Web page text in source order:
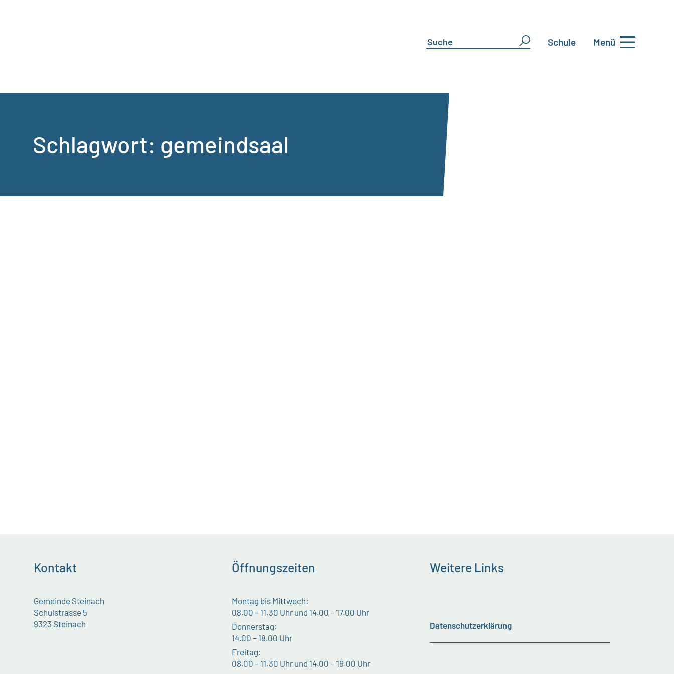
Schule Menü
Schlagwort: gemeindsaal
Kontakt
Gemeinde Steinach
Schulstrasse 5
9323 Steinach
Öffnungszeiten
Montag bis Mittwoch:
08.00 – 11.30 Uhr und 14.00 – 17.00 Uhr
Donnerstag:
14.00 – 18.00 Uhr
Freitag:
08.00 – 11.30 Uhr und 14.00 – 16.00 Uhr
Weitere Links
Datenschutzerklärung